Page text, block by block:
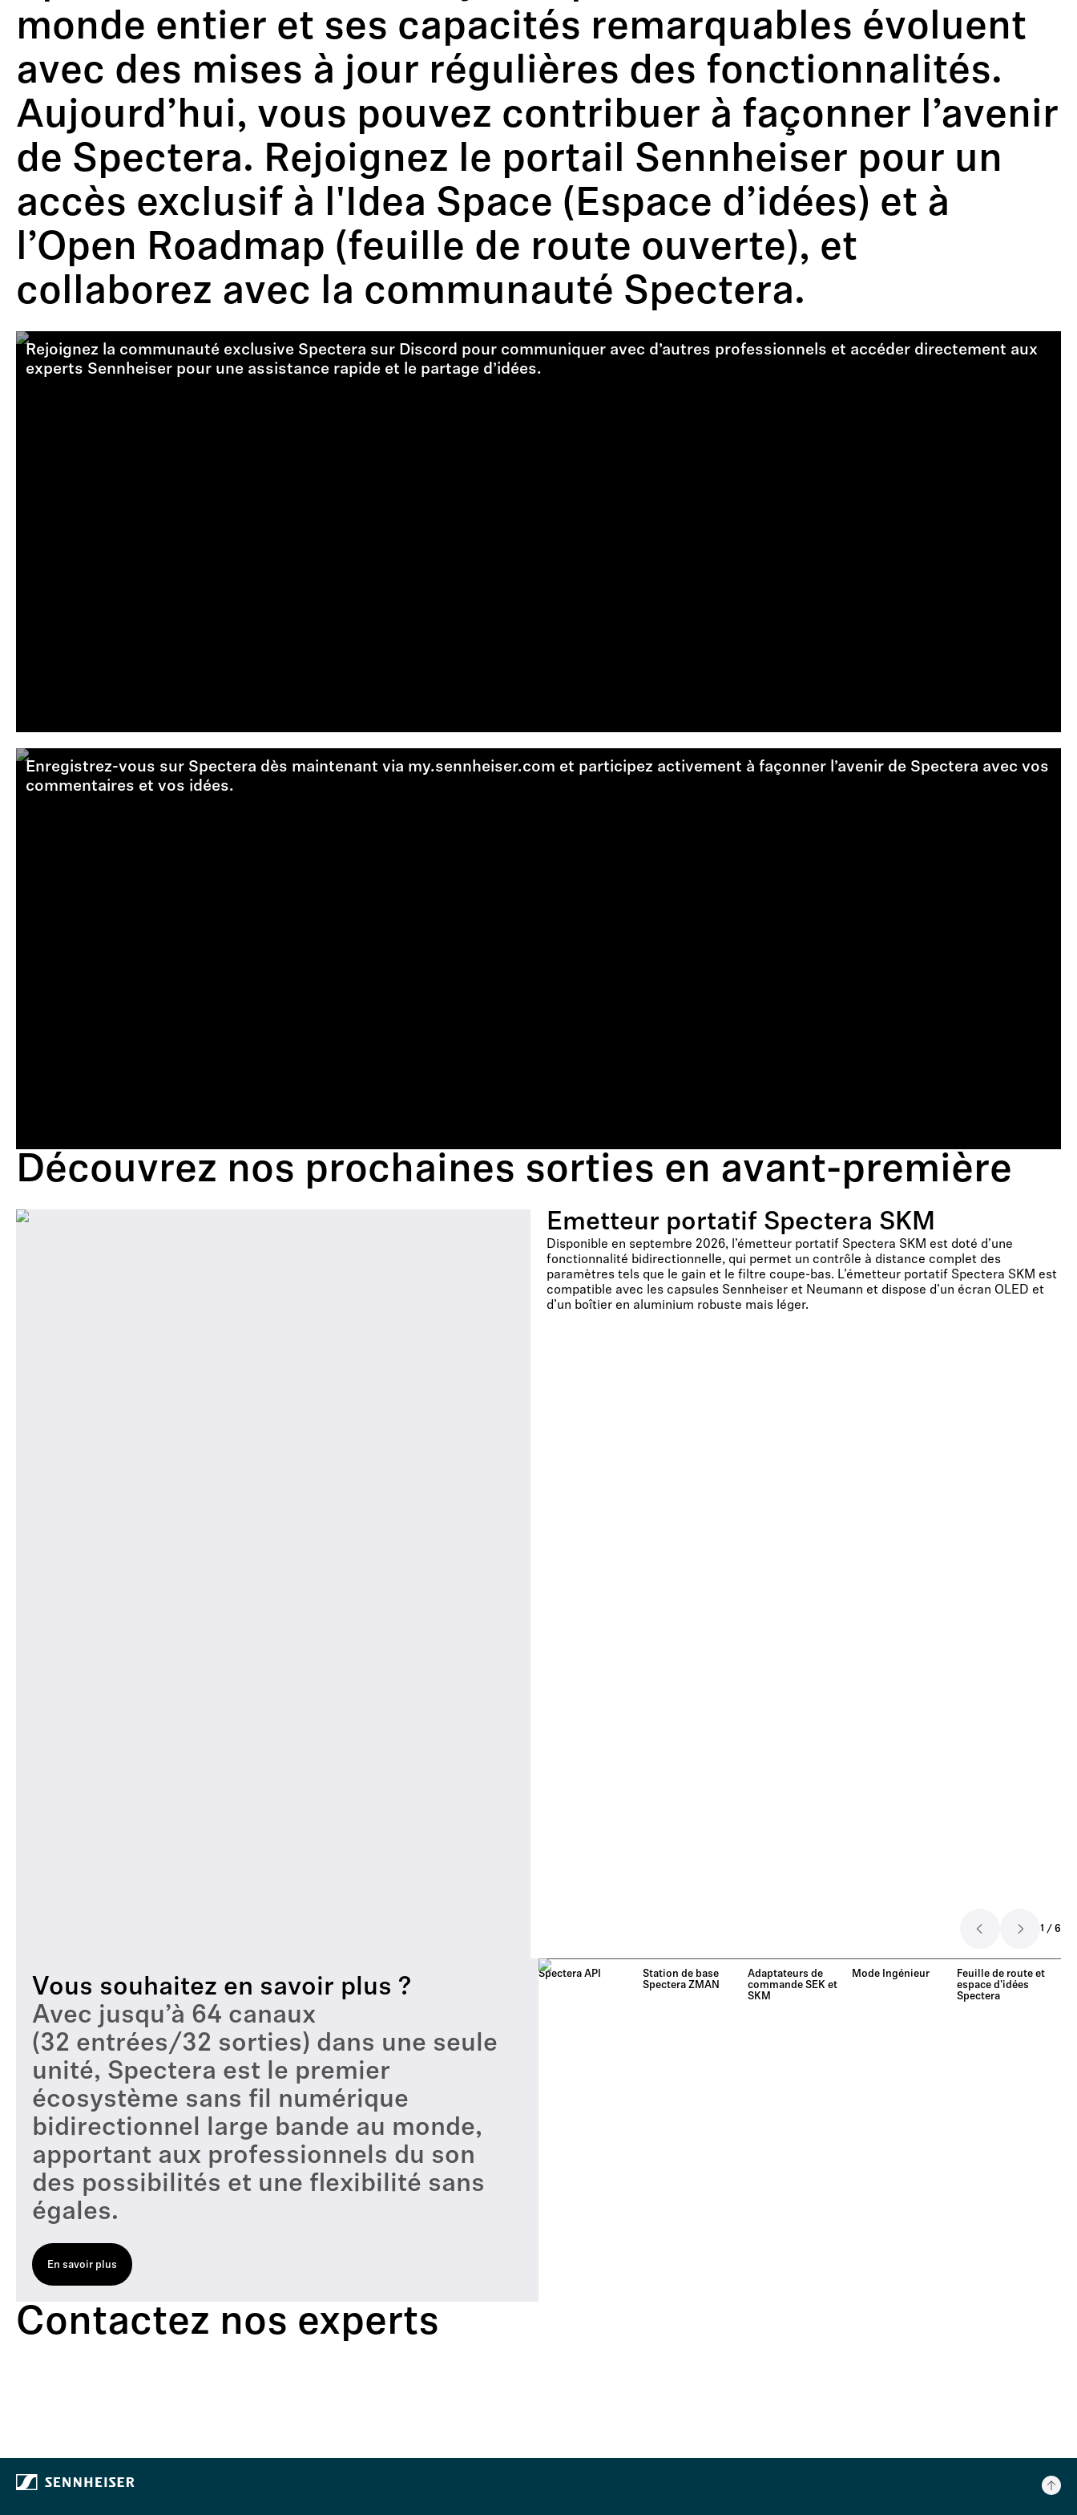
monde entier et ses capacités remarquables évoluent
avec des mises à jour régulières des fonctionnalités.
Aujourd’hui, vous pouvez contribuer à façonner l’avenir
de Spectera. Rejoignez le portail Sennheiser pour un
accès exclusif à l'Idea Space (Espace d’idées) et à
l’Open Roadmap (feuille de route ouverte), et
collaborez avec la communauté Spectera.
Rejoignez la communauté exclusive Spectera sur Discord pour communiquer avec d’autres professionnels et accéder directement aux
experts Sennheiser pour une assistance rapide et le partage d’idées.
Enregistrez-vous sur Spectera dès maintenant via my.sennheiser.com et participez activement à façonner l’avenir de Spectera avec vos
commentaires et vos idées.
Découvrez nos prochaines sorties en avant-première
Now
Émetteur portatif Spectera SKM
Disponible en septembre 2026, l’émetteur portatif Spectera SKM est doté d’une
fonctionnalité bidirectionnelle, qui permet un contrôle à distance complet des
paramètres tels que le gain et le filtre coupe-bas. L’émetteur portatif Spectera SKM est
compatible avec les capsules Sennheiser et Neumann et dispose d’un écran OLED et
d’un boîtier en aluminium robuste mais léger.
1 / 6
Spectera SKM Spectera API
Station de base
Spectera ZMAN
Adaptateurs de
commande SEK et
SKM
Mode Ingénieur
Feuille de route et
espace d’idées
Spectera
Vous souhaitez en savoir plus ?
Avec jusqu’à 64 canaux
(32 entrées/32 sorties) dans une seule
unité, Spectera est le premier
écosystème sans fil numérique
bidirectionnel large bande au monde,
apportant aux professionnels du son
des possibilités et une flexibilité sans
égales.
En savoir plus
Contactez nos experts